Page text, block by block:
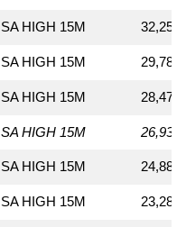
SA HIGH 15M 32,256
SA HIGH 15M 29,785
SA HIGH 15M 28,476
SA HIGH 15M 26,936
SA HIGH 15M 24,882
SA HIGH 15M 23,288